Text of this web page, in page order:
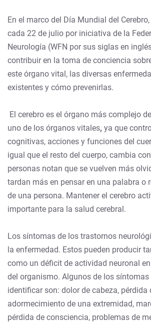
En el marco del Día Mundial del
cada 22 de julio por iniciativa de la
Neurología (WFN por sus siglas en
contribuir en la toma de conciencia
este órgano vital, las diversas
existentes y cómo prevenirlas.
El cerebro es el órgano más complejo
uno de los órganos vitales, ya que
cognitivas, acciones y funciones del
igual que el resto del cuerpo, cambia
personas notan que se vuelven más
tardan más en pensar en una palabra o
de una persona. Mantener el cerebro
importante para la salud cerebral.
Los síntomas de los trastornos
la enfermedad. Estos pueden producir
como un déficit de actividad neuronal
del organismo. Algunos de los síntomas
identificar son: dolor de cabeza, pérdida
adormecimiento de una extremidad,
pérdida de consciencia, problemas de